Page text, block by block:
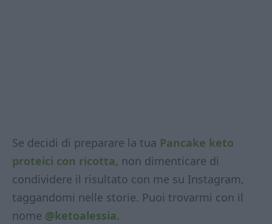
Se decidi di preparare la tua Pancake keto
proteici con ricotta, non dimenticare di
condividere il risultato con me su Instagram,
taggandomi nelle storie. Puoi trovarmi con il
nome @ketoalessia.